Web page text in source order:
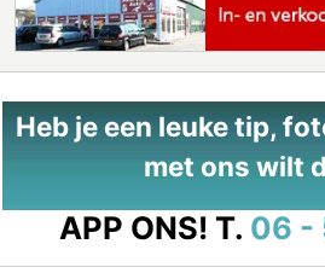
Heb je een leuke tip,
met ons wilt
APP ONS! T. 06 -